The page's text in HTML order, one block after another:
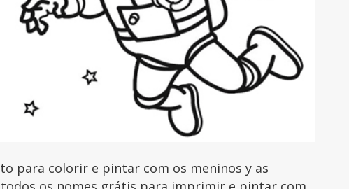
para colorir e pintar com os meninos y as